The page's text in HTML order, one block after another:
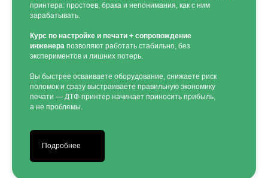
принтера: простоев, брака и непонимания, как с ним
зарабатывать.
Курс по настройке и печати + сопровождение
инженера позволяют работать стабильно, без
экспериментов и лишних потерь.
Вы быстрее осваиваете оборудование, снижаете риск
поломок и сразу выстраиваете правильную экономику
печати — ДТФ-принтер начинает приносить прибыль,
а не проблемы.
Подробнее